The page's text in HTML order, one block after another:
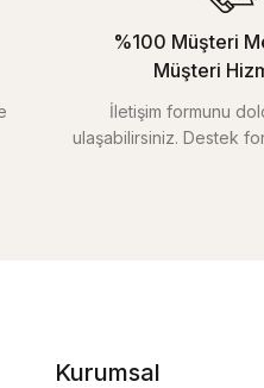
%100 Müşteri
Müşteri
İletişim formunu
ulaşabilirsiniz. Destek
Kurumsal